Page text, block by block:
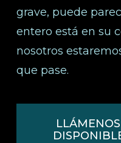
grave, puede
entero está en su
nosotros
que pase.